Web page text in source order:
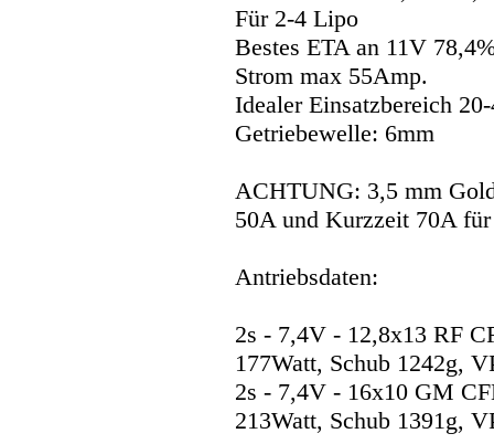
Für 2-4 Lipo
Bestes ETA an 11V
Strom max 55Amp.
Idealer Einsatzbereich
Getriebewelle: 6mm
ACHTUNG: 3,5 mm
50A und Kurzzeit 70A
Antriebsdaten:
2s - 7,4V - 12,8x13 RF
177Watt, Schub 1242g,
2s - 7,4V - 16x10 GM
213Watt, Schub 1391g,